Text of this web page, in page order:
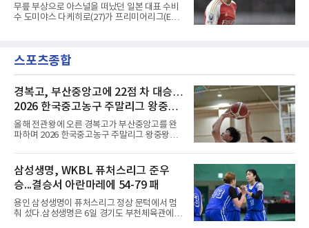
사령탑에 올라 첫 시즌 리그와 컵대회를 동시에
제패했고, 구단 역사상 처음으로 팀을 유럽축구
다. 2023년 사우디아라비아 알아흘리로 옮겨
2024-2025시즌과 2025-2026시즌
무릎 부상으로 아스널을 떠났던 일본 대표 수비
수 도미야스 다케히로(27)가 프리미어리그(EPL)
큰 틀의 계약 조건은 이미 합의됐고 구단은 개막
을 앞두고 영입 절차를 서두르고 있다.그의 최근
지난 시즌 아스널과 상호 합의로 계약을 해지했
고, 네덜란드 아약스에서 시즌 막판 8경기를 소
화했다. 이후 일본 대표로 월드컵에 나서 선발 2
경기를 포함해 3경기를 뛰며 감각을 끌어올렸
다.구단의 판단은 신중했다. 크리스털 팰리스는
기량을 확신하면서도 부상
스포츠종합
경복고, 부산중앙고에 22점 차 대승…
2026 한국중고농구 주말리그 왕중왕
전 첫 승 신고
올해 전관왕에 오른 경복고가 부산중앙고를 완
파하며 2026 한국중고농구 주말리그 왕중왕전
해남 우슬체육관에서 열린 대회 남고부 예선리
그 H조 1차전에서 부산중앙고를 98-76으로 제
압했다. 박지오가 26점, 김호원이 22점, 정우진
이 19점을 올리는 등 삼각편대의 고른 활약이 승
리를 이끌었다.경복고는 경기 초반부터 박지오
와 김호원의 내·외곽포가 고르게 터지며 주도권
을 잡았다. 전반을 40-34로 앞선 경복고는 후반
삼성생명, WKBL 퓨처스리그 준우
승...결승서 아란마레에 54-79 패
용인 삼성생명이 퓨처스리그 정상 문턱에서 멈
춰 섰다.삼성생명은 6일 경기도 부천체육관에서